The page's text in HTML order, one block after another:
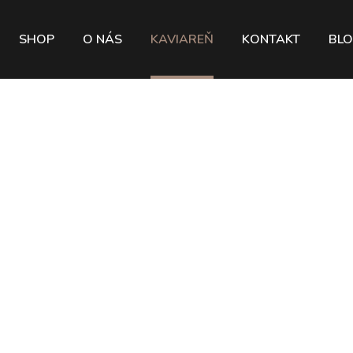
SHOP O NÁS KAVIAREŇ KONTAKT